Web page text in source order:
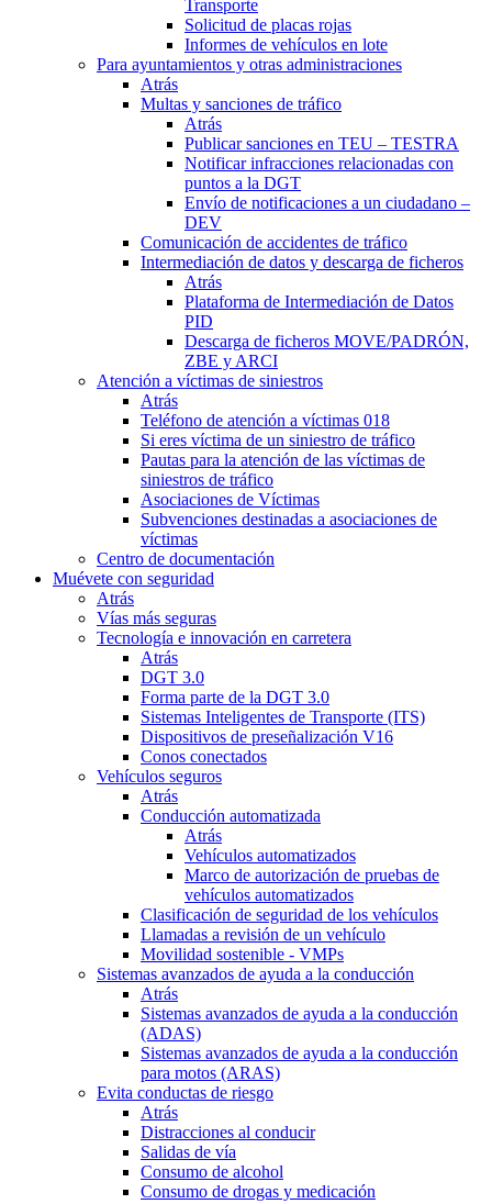
Transporte
Solicitud de placas rojas
Informes de vehículos en lote
Para ayuntamientos y otras administraciones
Atrás
Multas y sanciones de tráfico
Atrás
Publicar sanciones en TEU – TESTRA
Notificar infracciones relacionadas con
puntos a la DGT
Envío de notificaciones a un ciudadano –
DEV
Comunicación de accidentes de tráfico
Intermediación de datos y descarga de ficheros
Atrás
Plataforma de Intermediación de Datos
PID
Descarga de ficheros MOVE/PADRÓN,
ZBE y ARCI
Atención a víctimas de siniestros
Atrás
Teléfono de atención a víctimas 018
Si eres víctima de un siniestro de tráfico
Pautas para la atención de las víctimas de
siniestros de tráfico
Asociaciones de Víctimas
Subvenciones destinadas a asociaciones de
víctimas
Centro de documentación
Muévete con seguridad
Atrás
Vías más seguras
Tecnología e innovación en carretera
Atrás
DGT 3.0
Forma parte de la DGT 3.0
Sistemas Inteligentes de Transporte (ITS)
Dispositivos de preseñalización V16
Conos conectados
Vehículos seguros
Atrás
Conducción automatizada
Atrás
Vehículos automatizados
Marco de autorización de pruebas de
vehículos automatizados
Clasificación de seguridad de los vehículos
Llamadas a revisión de un vehículo
Movilidad sostenible - VMPs
Sistemas avanzados de ayuda a la conducción
Atrás
Sistemas avanzados de ayuda a la conducción
(ADAS)
Sistemas avanzados de ayuda a la conducción
para motos (ARAS)
Evita conductas de riesgo
Atrás
Distracciones al conducir
Salidas de vía
Consumo de alcohol
Consumo de drogas y medicación